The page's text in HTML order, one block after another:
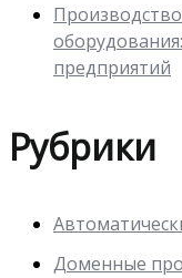
предприятий
Рубрики
Доменные